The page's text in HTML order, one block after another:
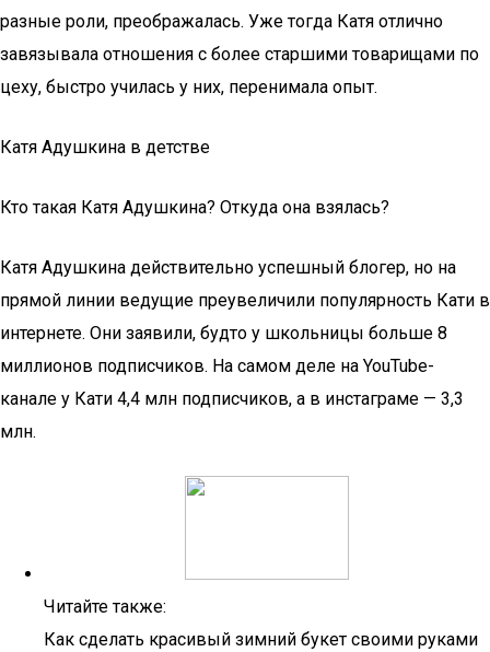
разные роли, преображалась. Уже тогда Катя отлично
завязывала отношения с более старшими товарищами по
цеху, быстро училась у них, перенимала опыт.
Катя Адушкина в детстве
Кто такая Катя Адушкина? Откуда она взялась?
Катя Адушкина действительно успешный блогер, но на
прямой линии ведущие преувеличили популярность Кати в
интернете. Они заявили, будто у школьницы больше 8
миллионов подписчиков. На самом деле на YouTube-
канале у Кати 4,4 млн подписчиков, а в инстаграме — 3,3
млн.
Читайте также:
Как сделать красивый зимний букет своими руками